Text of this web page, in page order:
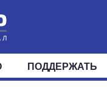
ПОДДЕРЖАТЬ